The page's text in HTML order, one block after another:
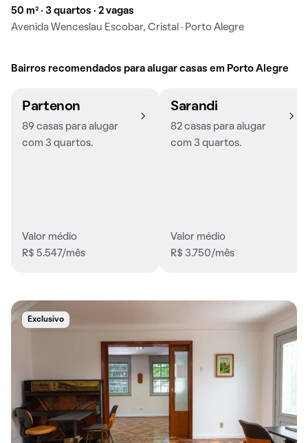
50 m² · 3 quartos · 2 vagas
Avenida Wenceslau Escobar, Cristal · Porto Alegre
Bairros recomendados para alugar casas em Porto Alegre
Partenon
89 casas para alugar
com 3 quartos.
Valor médio
R$ 5.547/mês
Sarandi
82 casas para alugar
com 3 quartos.
Valor médio
R$ 3.750/mês
Exclusivo